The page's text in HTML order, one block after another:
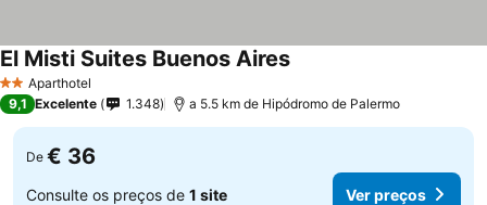
2 EstrelasAparthotel
El Misti Suites Buenos Aires
9,1 Excelente 1.348 a 5.5 km de Hipódromo de Palermo
De € 36
Consulte os preços de 1 site Ver preços